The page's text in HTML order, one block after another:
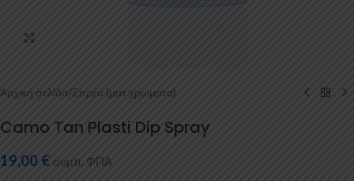
Αρχική σελίδα/Σπρέυ (ματ χρώματα)
Camo Τan Plasti Dip Spray
19,00 € συμπ. ΦΠΑ